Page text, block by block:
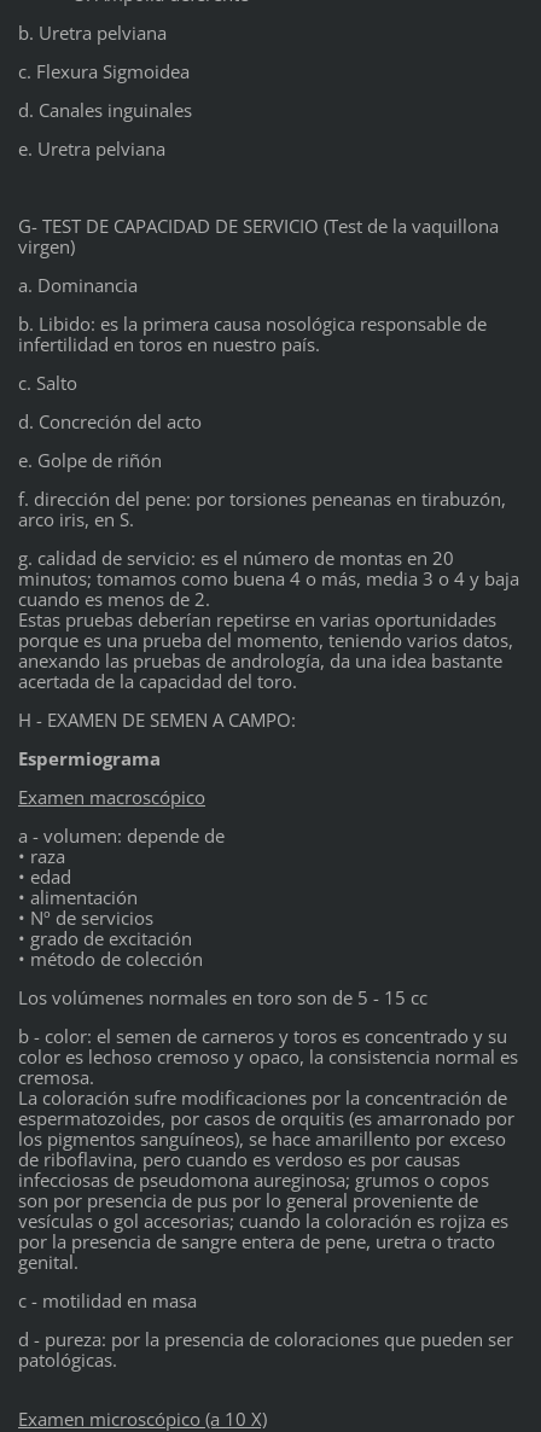
b. Uretra pelviana
c. Flexura Sigmoidea
d. Canales inguinales
e. Uretra pelviana
G- TEST DE CAPACIDAD DE SERVICIO (Test de la vaquillona
virgen)
a. Dominancia
b. Libido: es la primera causa nosológica responsable de
infertilidad en toros en nuestro país.
c. Salto
d. Concreción del acto
e. Golpe de riñón
f. dirección del pene: por torsiones peneanas en tirabuzón,
arco iris, en S.
g. calidad de servicio: es el número de montas en 20
minutos; tomamos como buena 4 o más, media 3 o 4 y baja
cuando es menos de 2.
Estas pruebas deberían repetirse en varias oportunidades
porque es una prueba del momento, teniendo varios datos,
anexando las pruebas de andrología, da una idea bastante
acertada de la capacidad del toro.
H - EXAMEN DE SEMEN A CAMPO:
Espermiograma
Examen macroscópico
a - volumen: depende de
• raza
• edad
• alimentación
• Nº de servicios
• grado de excitación
• método de colección
Los volúmenes normales en toro son de 5 - 15 cc
b - color: el semen de carneros y toros es concentrado y su
color es lechoso cremoso y opaco, la consistencia normal es
cremosa.
La coloración sufre modificaciones por la concentración de
espermatozoides, por casos de orquitis (es amarronado por
los pigmentos sanguíneos), se hace amarillento por exceso
de riboflavina, pero cuando es verdoso es por causas
infecciosas de pseudomona aureginosa; grumos o copos
son por presencia de pus por lo general proveniente de
vesículas o gol accesorias; cuando la coloración es rojiza es
por la presencia de sangre entera de pene, uretra o tracto
genital.
c - motilidad en masa
d - pureza: por la presencia de coloraciones que pueden ser
patológicas.
Examen microscópico (a 10 X)